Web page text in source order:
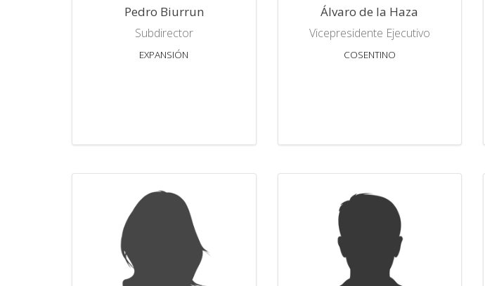
Pedro Biurrun
Subdirector
EXPANSIÓN
Álvaro de la Haza
Vicepresidente Ejecutivo
COSENTINO